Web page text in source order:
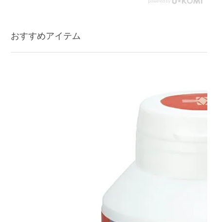
おすすめアイテム